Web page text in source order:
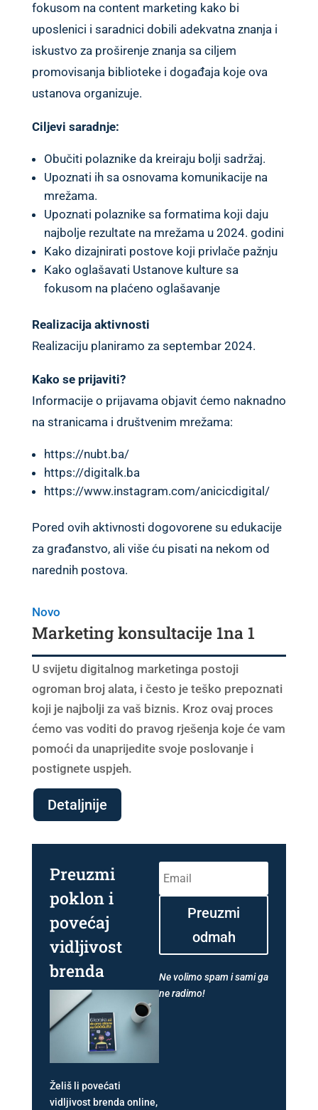
fokusom na content marketing kako bi
uposlenici i saradnici dobili adekvatna znanja i
iskustvo za proširenje znanja sa ciljem
promovisanja biblioteke i događaja koje ova
ustanova organizuje.
Ciljevi saradnje:
Obučiti polaznike da kreiraju bolji sadržaj.
Upoznati ih sa osnovama komunikacije na
mrežama.
Upoznati polaznike sa formatima koji daju
najbolje rezultate na mrežama u 2024. godini
Kako dizajnirati postove koji privlače pažnju
Kako oglašavati Ustanove kulture sa
fokusom na plaćeno oglašavanje
Realizacija aktivnosti
Realizaciju planiramo za septembar 2024.
Kako se prijaviti?
Informacije o prijavama objavit ćemo naknadno
na stranicama i društvenim mrežama:
https://nubt.ba/
https://digitalk.ba
https://www.instagram.com/anicicdigital/
Pored ovih aktivnosti dogovorene su edukacije
za građanstvo, ali više ću pisati na nekom od
narednih postova.
Novo
Marketing konsultacije 1na 1
U svijetu digitalnog marketinga postoji
ogroman broj alata, i često je teško prepoznati
koji je najbolji za vaš biznis. Kroz ovaj proces
ćemo vas voditi do pravog rješenja koje će vam
pomoći da unaprijedite svoje poslovanje i
postignete uspjeh.
Detaljnije
Preuzmi
poklon i
povećaj
vidljivost
brenda
Želiš li povećati
vidljivost brenda online,
Preuzmi
odmah
Ne volimo spam i sami ga
ne radimo!